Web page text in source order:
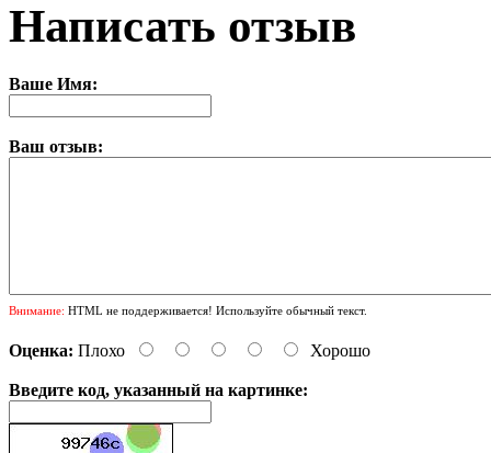
Написать отзыв
Ваше Имя:
Ваш отзыв:
Внимание: HTML не поддерживается! Используйте обычный текст.
Оценка: Плохо Хорошо
Введите код, указанный на картинке: